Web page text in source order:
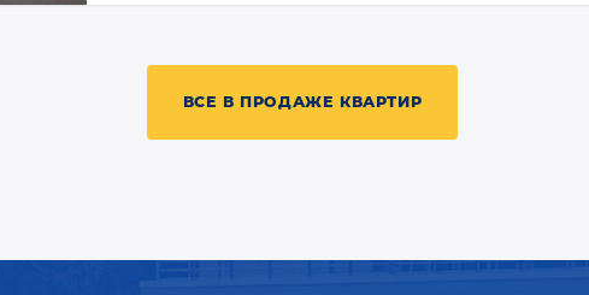
ВСЕ В ПРОДАЖЕ КВАРТИР